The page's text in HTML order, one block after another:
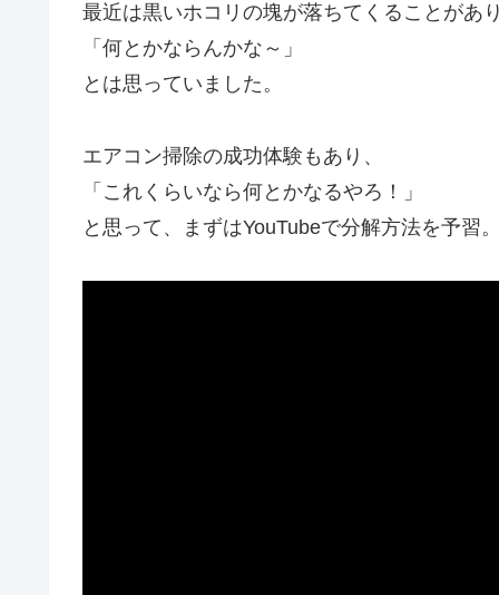
最近は黒いホコリの塊が落ちてくることがあ
「何とかならんかな～」
とは思っていました。
エアコン掃除の成功体験もあり、
「これくらいなら何とかなるやろ！」
と思って、まずはYouTubeで分解方法を予習